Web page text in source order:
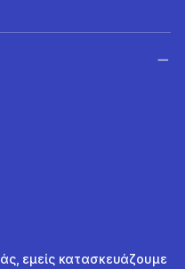
εμείς κατασκευάζουμε